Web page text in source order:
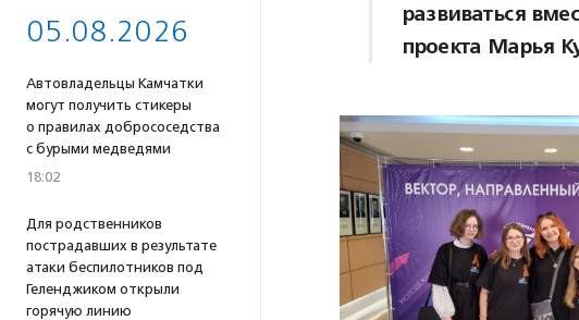
05.08.2026
Автовладельцы Камчатки
могут получить стикеры
о правилах добрососедства
с бурыми медведями
18:02
Для родственников
пострадавших в результате
атаки беспилотников под
Геленджиком открыли
горячую линию
развиваться
проекта Марья